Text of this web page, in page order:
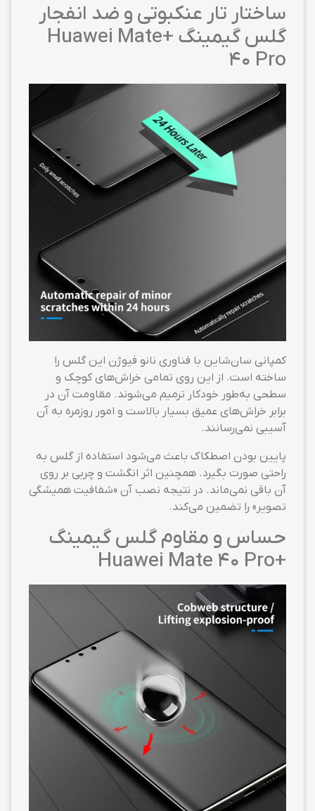
ساختار تار عنکبوتی و ضد انفجار
گلس گیمینگ +Huawei Mate
40 Pro
کمپانی سان‌شاین با فناوری نانو فیوژن این گلس را
ساخته است. از این روی تمامی خراش‌های کوچک و
سطحی به‌طور خودکار ترمیم می‌شوند. مقاومت آن در
برابر خراش‌های عمیق بسیار بالاست و امور روزمره به آن
آسیبی نمی‌رسانند.
پایین بودن اصطکاک باعث می‌شود استفاده از گلس به
راحتی صورت بگیرد. همچنین اثر انگشت و چربی بر روی
آن باقی نمی‌ماند. در نتیجه نصب آن «شفافیت همیشگی
تصویر» را تضمین می‌کند.
حساس و مقاوم گلس گیمینگ
+Huawei Mate 40 Pro